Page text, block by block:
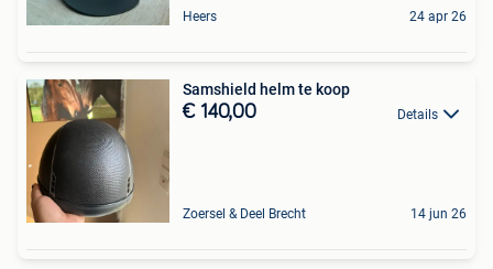
Heers 24 apr 26
Samshield helm te koop
€ 140,00 Details
Zoersel & Deel Brecht 14 jun 26